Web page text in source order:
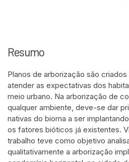
Other
0
See how this article
cited atscite.ai
Scite shows how a
has been cited by
Resumo
Planos de arborização são
atender as expectativas dos
meio urbano. Na arborização de
qualquer ambiente, deve-se dar
nativas do bioma a ser
os fatores bióticos já existentes.
trabalho teve como objetivo
qualitativamente a arborização